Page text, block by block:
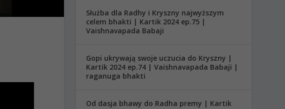
Służba dla Radhy i Kryszny najwyższym
celem bhakti | Kartik 2024 ep.75 |
Vaishnavapada Babaji
Gopi ukrywają swoje uczucia do Kryszny |
Kartik 2024 ep.74 | Vaishnavapada Babaji |
raganuga bhakti
Od dasja bhawy do Radha premy | Kartik